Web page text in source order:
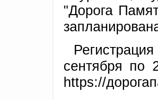
"Дорога
сентября по
https://